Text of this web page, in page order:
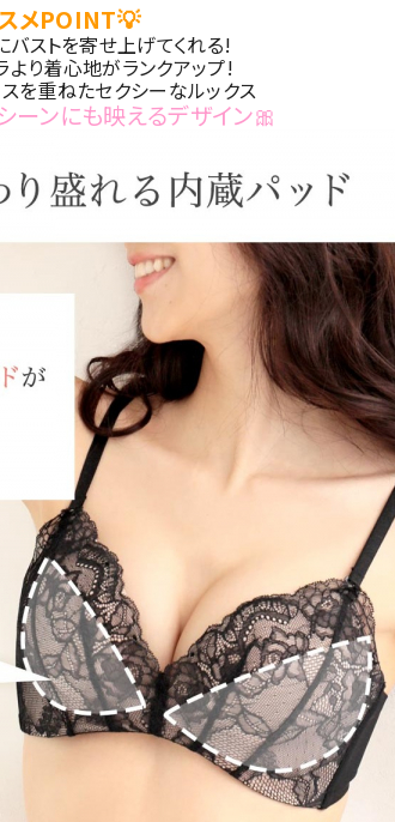
メPOINT💡
ストを寄せ上げてくれる!
り着心地がランクアップ!
を重ねたセクシーなルックス
ーンにも映えるデザイン🎀